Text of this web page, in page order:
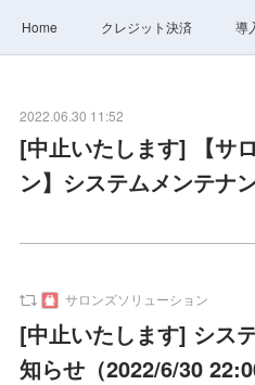
Home クレジット決済 導
2022.06.30 11:52
[中止いたします] 【サ
ン】システムメンテナ
サロンズソリューション
[中止いたします] シス
知らせ（2022/6/30